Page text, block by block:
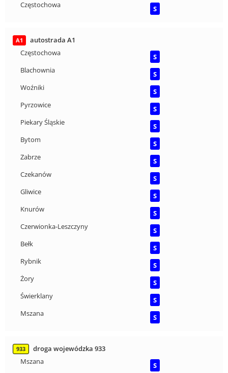
Częstochowa
S
A1
autostrada A1
Częstochowa
S
Blachownia
S
Woźniki
S
Pyrzowice
S
Piekary Śląskie
S
Bytom
S
Zabrze
S
Czekanów
S
Gliwice
S
Knurów
S
Czerwionka-Leszczyny
S
Bełk
S
Rybnik
S
Żory
S
Świerklany
S
Mszana
S
933
droga wojewódzka 933
Mszana
S